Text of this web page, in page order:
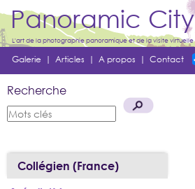
Panoramic City
L'art de la photographie panoramique et de la visite virtuelle
Galerie | Articles | A propos | Contact
Recherche
Collégien (France)